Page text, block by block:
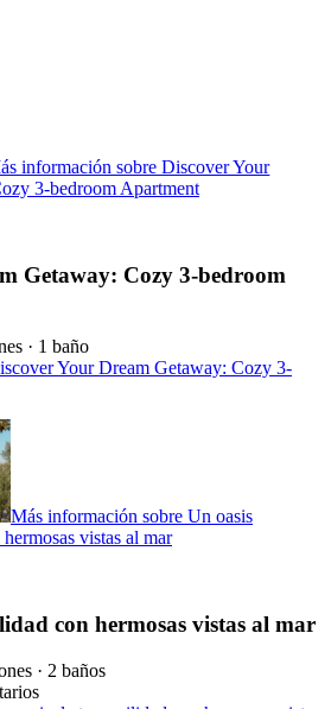
información sobre Discover Your
3-bedroom Apartment
Getaway: Cozy 3-bedroom
· 1 baño
Your Dream Getaway: Cozy 3-
Más información sobre Un oasis
vistas al mar
con hermosas vistas al mar
· 2 baños